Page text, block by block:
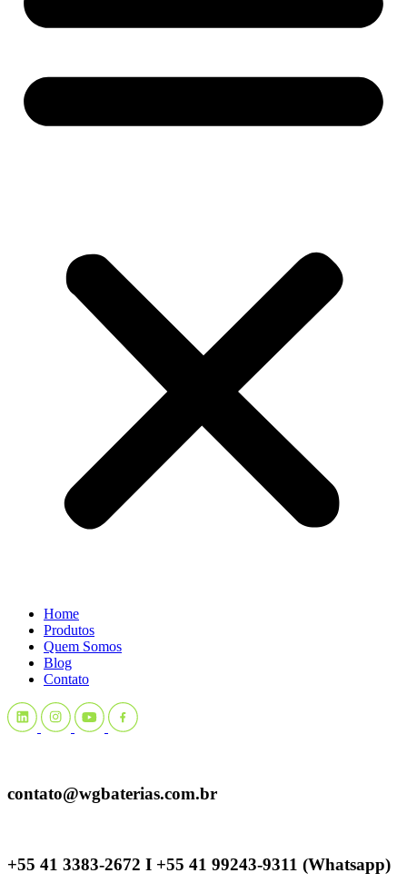
Home
Produtos
Quem Somos
Blog
Contato
contato@wgbaterias.com.br
+55 41 3383-2672 I +55 41 99243-9311 (Whatsapp)